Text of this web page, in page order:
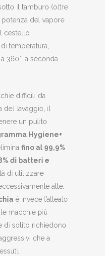
il tamburo (oltre
potenza del vapore
cestello
temperatura,
360°, a seconda
difficili da
del lavaggio, il
un pulito
Hygiene+
fino al 99,9%
di batteri e
di utilizzare
alte.
è invece l’alleato
macchie più
di solito richiedono
che a